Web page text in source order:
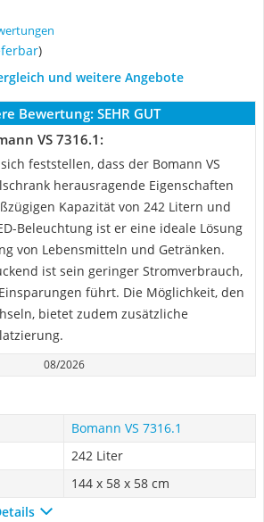
)
und weitere Angebote
Bewertung: SEHR GUT
VS 7316.1:
feststellen, dass der Bomann VS
herausragende Eigenschaften
Kapazität von 242 Litern und
Beleuchtung ist er eine ideale Lösung
von Lebensmitteln und Getränken.
ist sein geringer Stromverbrauch,
führt. Die Möglichkeit, den
bietet zudem zusätzliche
08/2026
Bomann VS 7316.1
242 Liter
144 x 58 x 58 cm